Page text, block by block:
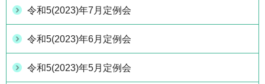
令和5(2023)年7月定例会
令和5(2023)年6月定例会
令和5(2023)年5月定例会